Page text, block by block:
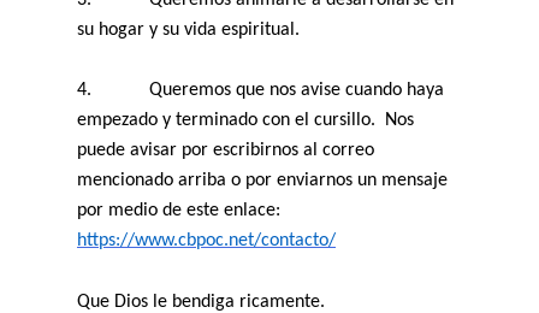
su hogar y su vida espiritual.
4.
Queremos que nos avise cuando haya
empezado y terminado con el cursillo.
Nos
puede avisar por escribirnos al correo
mencionado arriba o por enviarnos un mensaje
por medio de este enlace:
https://www.cbpoc.net/contacto/
Que Dios le bendiga ricamente.